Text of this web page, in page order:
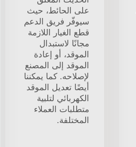
على الحائط، حيث
سيوفّر فريق الدعم
قطع الغيار اللازمة
مجانًا لاستبدال
الموقد، أو إعادة
الموقد إلى المصنع
لإصلاحه. كما يمكننا
أيضًا تعديل الموقد
الكهربائي لتلبية
متطلبات العملاء
المختلفة.